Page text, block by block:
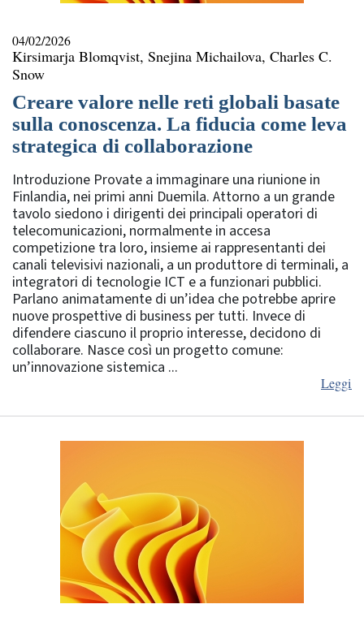
04/02/2026
Kirsimarja Blomqvist, Snejina Michailova, Charles C.
Snow
Creare valore nelle reti globali basate
sulla conoscenza. La fiducia come leva
strategica di collaborazione
Introduzione Provate a immaginare una riunione in
Finlandia, nei primi anni Duemila. Attorno a un grande
tavolo siedono i dirigenti dei principali operatori di
telecomunicazioni, normalmente in accesa
competizione tra loro, insieme ai rappresentanti dei
canali televisivi nazionali, a un produttore di terminali, a
integratori di tecnologie ICT e a funzionari pubblici.
Parlano animatamente di un’idea che potrebbe aprire
nuove prospettive di business per tutti. Invece di
difendere ciascuno il proprio interesse, decidono di
collaborare. Nasce così un progetto comune:
un’innovazione sistemica ...
Leggi